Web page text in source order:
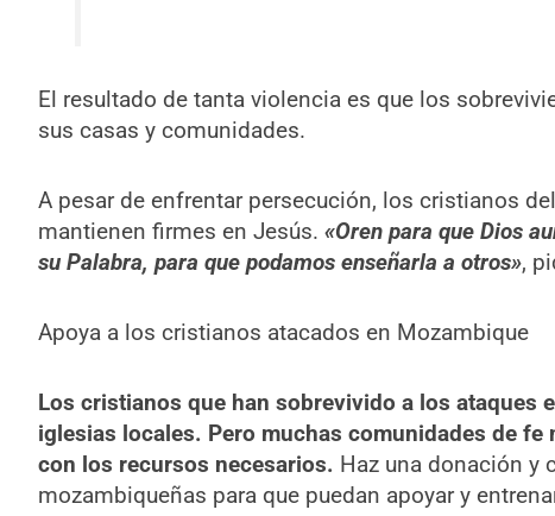
El resultado de tanta violencia es que los
sus casas y comunidades.
A pesar de enfrentar persecución, los cristianos
mantienen firmes en Jesús. «Oren para que Dios
su Palabra, para que podamos enseñarla a otros»,
Apoya a los cristianos atacados en Mozambique
Los cristianos que han sobrevivido a los ataques
iglesias locales. Pero muchas comunidades de fe
con los recursos necesarios. Haz una donación y
mozambiqueñas para que puedan apoyar y